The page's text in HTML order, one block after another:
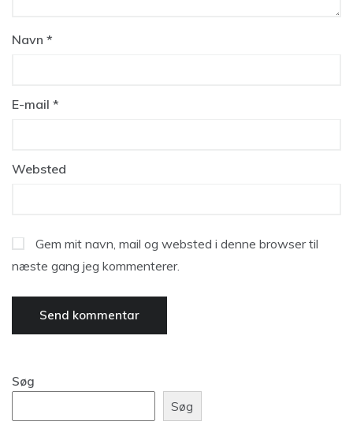
Navn *
E-mail *
Websted
Gem mit navn, mail og websted i denne browser til
næste gang jeg kommenterer.
Søg
Søg